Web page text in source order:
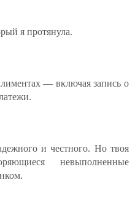
я протянула.
— включая запись о
и честного. Но твоя
невыполненные